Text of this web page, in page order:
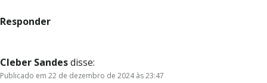
Responder
Cleber Sandesdisse:
Publicado em 22 de dezembro de 2024 às 23:47